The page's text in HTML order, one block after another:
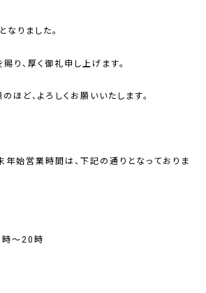
りました。
り、厚く御礼申し上げます。
ほど、よろしくお願いいたします。
始営業時間は、下記の通りとなっておりま
～20時